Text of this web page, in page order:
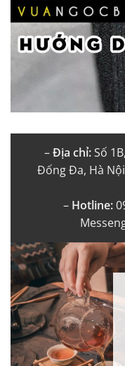
–Địa chỉ:Số
Đống Đa, Hà
– Hotline: